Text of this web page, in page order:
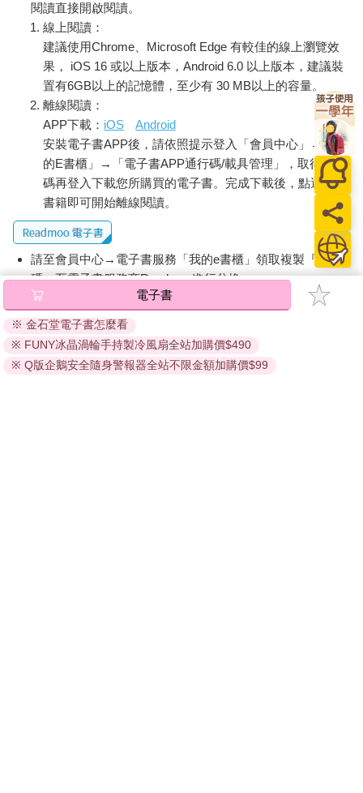
閱讀直接開啟閱讀。
線上閱讀：
建議使用Chrome、Microsoft Edge 有較佳的線上瀏覽效
果， iOS 16 或以上版本，Android 6.0 以上版本，建議裝
置有6GB以上的記憶體，至少有 30 MB以上的容量。
離線閱讀：
APP下載： iOS
Android
安裝電子書APP後，請依照提示登入「會員中心」→「我
的E書櫃」→「電子書APP通行碼/載具管理」，取得通行
碼再登入下載您所購買的電子書。完成下載後，點選任一
書籍即可開始離線閱讀。
請至會員中心→電子書服務「我的e書櫃」領取複製『兌換
碼』至電子書服務商Readmoo進行兌換。
退換貨須知：
因版權保護，您在金石堂所購買的電子書僅能以金石堂專屬
的閱讀軟體開啟閱讀，無法以其他閱讀器或直接下載檔案。
依據「消費者保護法」第19條及行政院消費者保護處公告之
電子書
※ 金石堂電子書怎麼看
※ FUNY冰晶渦輪手持製冷風扇全站加購價$490
※ Q版企鵝安全隨身警報器全站不限金額加購價$99